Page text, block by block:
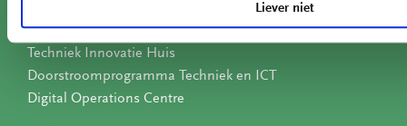
Liever niet
Techniek Innovatie Huis
Doorstroomprogramma Techniek en ICT
Digital Operations Centre